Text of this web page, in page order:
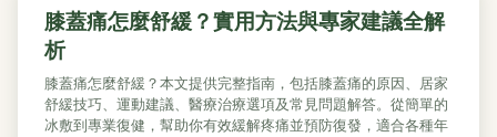
膝蓋痛怎麼舒緩？實用方法與專家建議全解
析
膝蓋痛怎麼舒緩？本文提供完整指南，包括膝蓋痛的原因、居家
舒緩技巧、運動建議、醫療治療選項及常見問題解答。從簡單的
冰敷到專業復健，幫助你有效緩解疼痛並預防復發，適合各種年